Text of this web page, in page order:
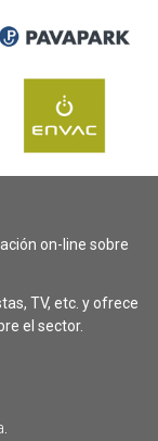
on-line sobre
TV, etc. y ofrece
el sector.